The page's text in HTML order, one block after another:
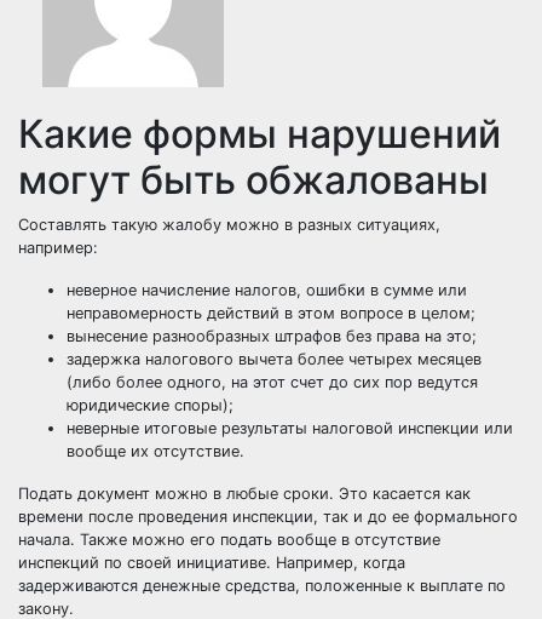
Какие формы нарушений
могут быть обжалованы
Составлять такую жалобу можно в разных ситуациях,
например:
неверное начисление налогов, ошибки в сумме или
неправомерность действий в этом вопросе в целом;
вынесение разнообразных штрафов без права на это;
задержка налогового вычета более четырех месяцев
(либо более одного, на этот счет до сих пор ведутся
юридические споры);
неверные итоговые результаты налоговой инспекции или
вообще их отсутствие.
Подать документ можно в любые сроки. Это касается как
времени после проведения инспекции, так и до ее формального
начала. Также можно его подать вообще в отсутствие
инспекций по своей инициативе. Например, когда
задерживаются денежные средства, положенные к выплате по
закону.